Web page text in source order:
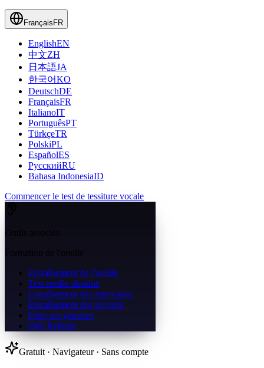
Français FR
EnglishEN
中文ZH
日本語JA
한국어KO
DeutschDE
FrançaisFR
ItalianoIT
PortuguêsPT
TürkçeTR
PolskiPL
EspañolES
РусскийRU
Bahasa IndonesiaID
Commencer le test de tessiture vocale
Formation de l'oreille
Entraînement de l'oreille
Test oreille absolue
Entraînement des intervalles
Entraînement des accords
Faire ses gammes
Défi Rythme
Gratuit · Navigateur · Sans compte